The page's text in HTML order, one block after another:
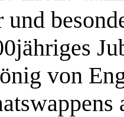
und
von